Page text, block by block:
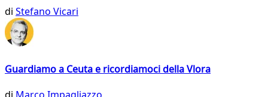
di Stefano Vicari
Guardiamo a Ceuta e ricordiamoci della Vlora